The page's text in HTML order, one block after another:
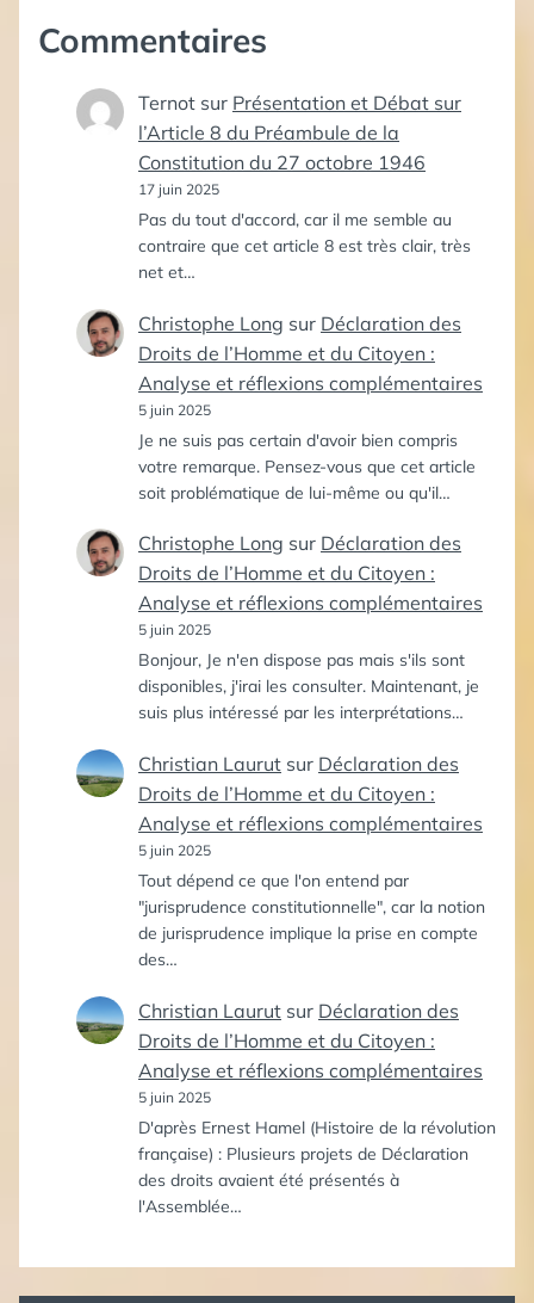
Commentaires
Ternot sur Présentation et Débat sur
l’Article 8 du Préambule de la
Constitution du 27 octobre 1946
17 juin 2025
Pas du tout d'accord, car il me semble au
contraire que cet article 8 est très clair, très
net et…
Christophe Long sur Déclaration des
Droits de l’Homme et du Citoyen :
Analyse et réflexions complémentaires
5 juin 2025
Je ne suis pas certain d'avoir bien compris
votre remarque. Pensez-vous que cet article
soit problématique de lui-même ou qu'il…
Christophe Long sur Déclaration des
Droits de l’Homme et du Citoyen :
Analyse et réflexions complémentaires
5 juin 2025
Bonjour, Je n'en dispose pas mais s'ils sont
disponibles, j'irai les consulter. Maintenant, je
suis plus intéressé par les interprétations…
Christian Laurut sur Déclaration des
Droits de l’Homme et du Citoyen :
Analyse et réflexions complémentaires
5 juin 2025
Tout dépend ce que l'on entend par
"jurisprudence constitutionnelle", car la notion
de jurisprudence implique la prise en compte
des…
Christian Laurut sur Déclaration des
Droits de l’Homme et du Citoyen :
Analyse et réflexions complémentaires
5 juin 2025
D'après Ernest Hamel (Histoire de la révolution
française) : Plusieurs projets de Déclaration
des droits avaient été présentés à
l'Assemblée…